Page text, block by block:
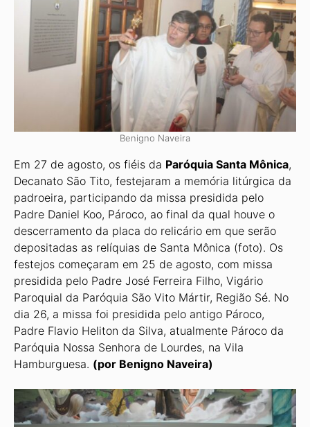
Benigno Naveira
Em 27 de agosto, os fiéis da Paróquia Santa Mônica,
Decanato São Tito, festejaram a memória litúrgica da
padroeira, participando da missa presidida pelo
Padre Daniel Koo, Pároco, ao final da qual houve o
descerramento da placa do relicário em que se­rão
depositadas as relíquias de Santa Mônica (foto). Os
festejos começaram em 25 de agosto, com missa
presidida pelo Padre José Ferreira Filho, Vigário
Paroquial da Pa­róquia São Vito Mártir, Região Sé. No
dia 26, a missa foi presidida pelo antigo Pároco,
Padre Flavio Heliton da Silva, atualmente Pároco da
Paróquia Nossa Senhora de Lour­des, na Vila
Hamburguesa. (por Benigno Naveira)